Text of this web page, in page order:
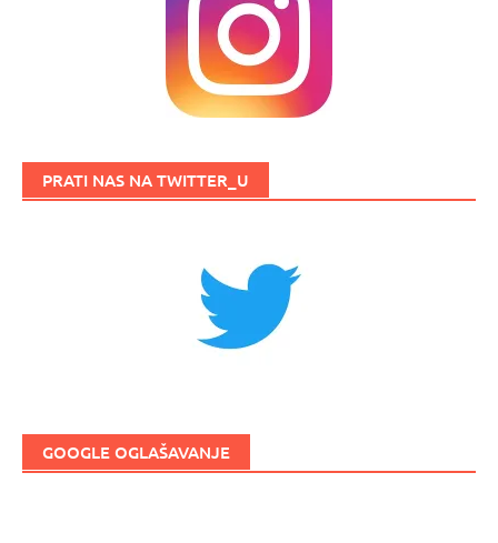
PRATI NAS NA TWITTER_U
GOOGLE OGLAŠAVANJE